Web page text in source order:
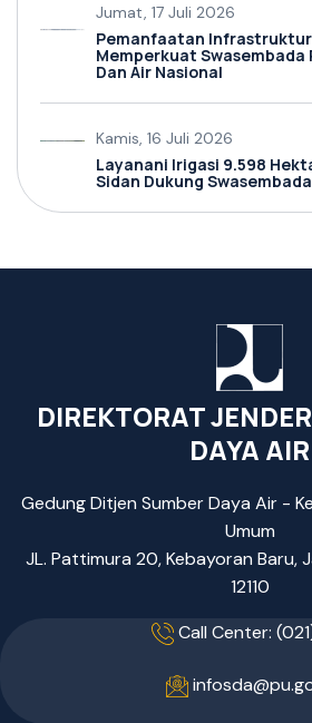
Jumat, 17 Juli 2026
Pemanfaatan
Memperkuat Swasembada
Dan Air Nasional
Kamis, 16 Juli 2026
Layanani Irigasi 9.598
Sidan Dukung
DIREKTORAT
DAYA AIR
Gedung Ditjen Sumber Daya Air -
Umum
JL. Pattimura 20, Kebayoran Baru,
12110
Call Center: